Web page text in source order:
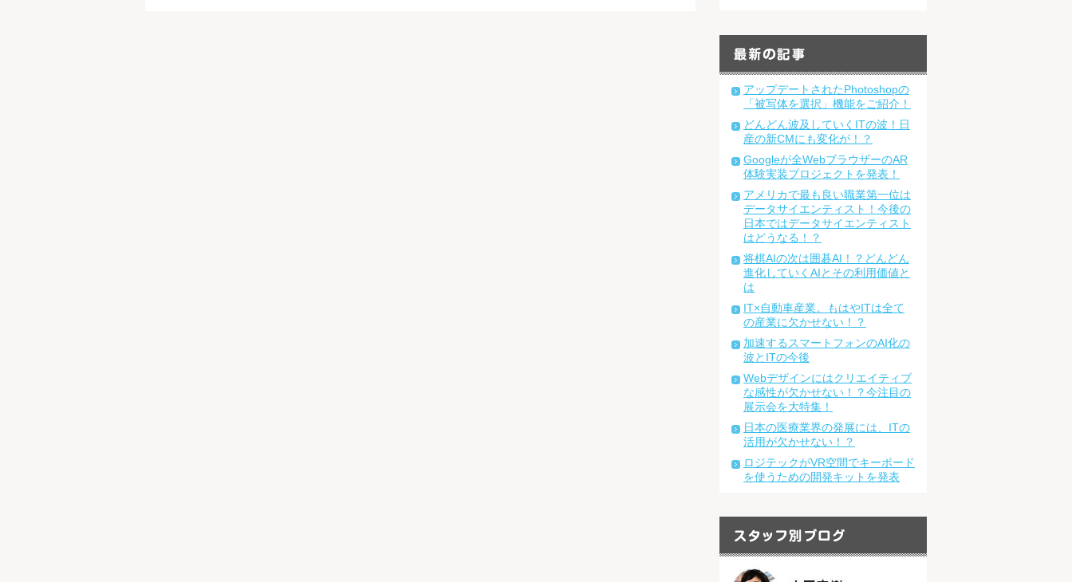
アップデートされたPhotoshopの
「被写体を選択」機能をご紹介！
どんどん波及していくITの波！日
産の新CMにも変化が！？
Googleが全WebブラウザーのAR
体験実装プロジェクトを発表！
アメリカで最も良い職業第一位は
データサイエンティスト！今後の
日本ではデータサイエンティスト
はどうなる！？
将棋AIの次は囲碁AI！？どんどん
進化していくAIとその利用価値と
は
IT×自動車産業。もはやITは全て
の産業に欠かせない！？
加速するスマートフォンのAI化の
波とITの今後
Webデザインにはクリエイティブ
な感性が欠かせない！？今注目の
展示会を大特集！
日本の医療業界の発展には、ITの
活用が欠かせない！？
ロジテックがVR空間でキーボード
を使うための開発キットを発表